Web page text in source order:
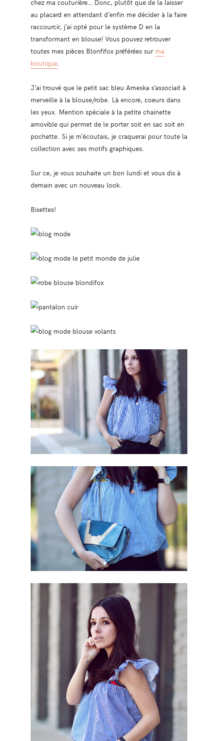
au placard en attendant d’enfin me décider à la faire
raccourcir, j’ai opté pour le système D en la
transformant en blouse! Vous pouvez retrouver
toutes mes pièces Blonfifox préférées sur ma
boutique.
J’ai trouvé que le petit sac bleu Ameska s’associait à
merveille à la blouse/robe. Là encore, coeurs dans
les yeux. Mention spéciale à la petite chainette
amovible qui permet de le porter soit en sac soit en
pochette. Si je m’écoutais, je craquerai pour toute la
collection avec ses motifs graphiques.
Sur ce, je vous souhaite un bon lundi et vous dis à
demain avec un nouveau look.
Bisettes!